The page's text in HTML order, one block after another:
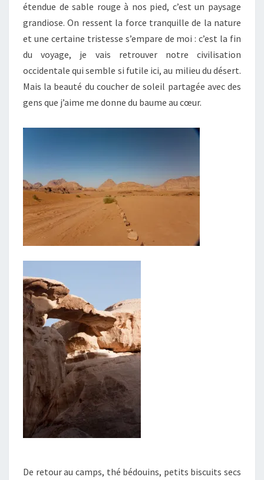
étendue de sable rouge à nos pied, c’est un paysage
grandiose. On ressent la force tranquille de la nature
et une certaine tristesse s’empare de moi : c’est la fin
du voyage, je vais retrouver notre civilisation
occidentale qui semble si futile ici, au milieu du désert.
Mais la beauté du coucher de soleil partagée avec des
gens que j’aime me donne du baume au cœur.
De retour au camps, thé bédouins, petits biscuits secs